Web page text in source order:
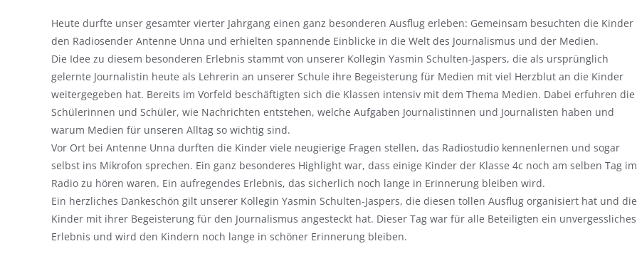
Heute durfte unser gesamter vierter Jahrgang einen ganz besonderen Ausflug erleben: Gemeinsam besuchten die Kinder
den Radiosender Antenne Unna und erhielten spannende Einblicke in die Welt des Journalismus und der Medien.
Die Idee zu diesem besonderen Erlebnis stammt von unserer Kollegin Yasmin Schulten-Jaspers, die als ursprünglich
gelernte Journalistin heute als Lehrerin an unserer Schule ihre Begeisterung für Medien mit viel Herzblut an die Kinder
weitergegeben hat. Bereits im Vorfeld beschäftigten sich die Klassen intensiv mit dem Thema Medien. Dabei erfuhren die
Schülerinnen und Schüler, wie Nachrichten entstehen, welche Aufgaben Journalistinnen und Journalisten haben und
warum Medien für unseren Alltag so wichtig sind.
Vor Ort bei Antenne Unna durften die Kinder viele neugierige Fragen stellen, das Radiostudio kennenlernen und sogar
selbst ins Mikrofon sprechen. Ein ganz besonderes Highlight war, dass einige Kinder der Klasse 4c noch am selben Tag im
Radio zu hören waren. Ein aufregendes Erlebnis, das sicherlich noch lange in Erinnerung bleiben wird.
Ein herzliches Dankeschön gilt unserer Kollegin Yasmin Schulten-Jaspers, die diesen tollen Ausflug organisiert hat und die
Kinder mit ihrer Begeisterung für den Journalismus angesteckt hat. Dieser Tag war für alle Beteiligten ein unvergessliches
Erlebnis und wird den Kindern noch lange in schöner Erinnerung bleiben.